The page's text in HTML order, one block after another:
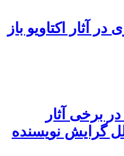
آثار اکتاویو باز
برخی آثار
گرایش نویسنده